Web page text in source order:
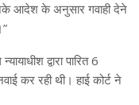
आदेश के अनुसार गवाही देने
द्वारा पारित 6
कर रही थी। हाई कोर्ट ने